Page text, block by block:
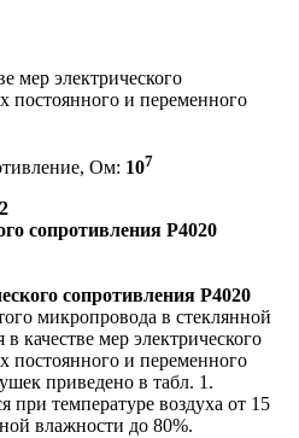
мер электрического
постоянного и переменного
Ом: 107
сопротивления Р4020
сопротивления Р4020
микропровода в стеклянной
качестве мер электрического
постоянного и переменного
приведено в табл. 1.
при температуре воздуха от 15
влажности до 80%.